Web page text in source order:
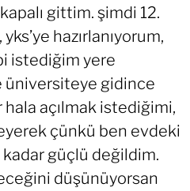
gittim. şimdi 12.
yks’ye hazırlanıyorum,
istediğim yere
üniversiteye gidince
hala açılmak istediğimi,
çünkü ben evdeki
kadar güçlü değildim.
düşünüyorsan